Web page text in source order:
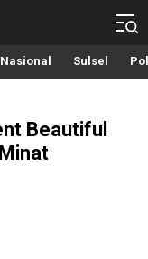
Nasional Sulsel
Beautiful